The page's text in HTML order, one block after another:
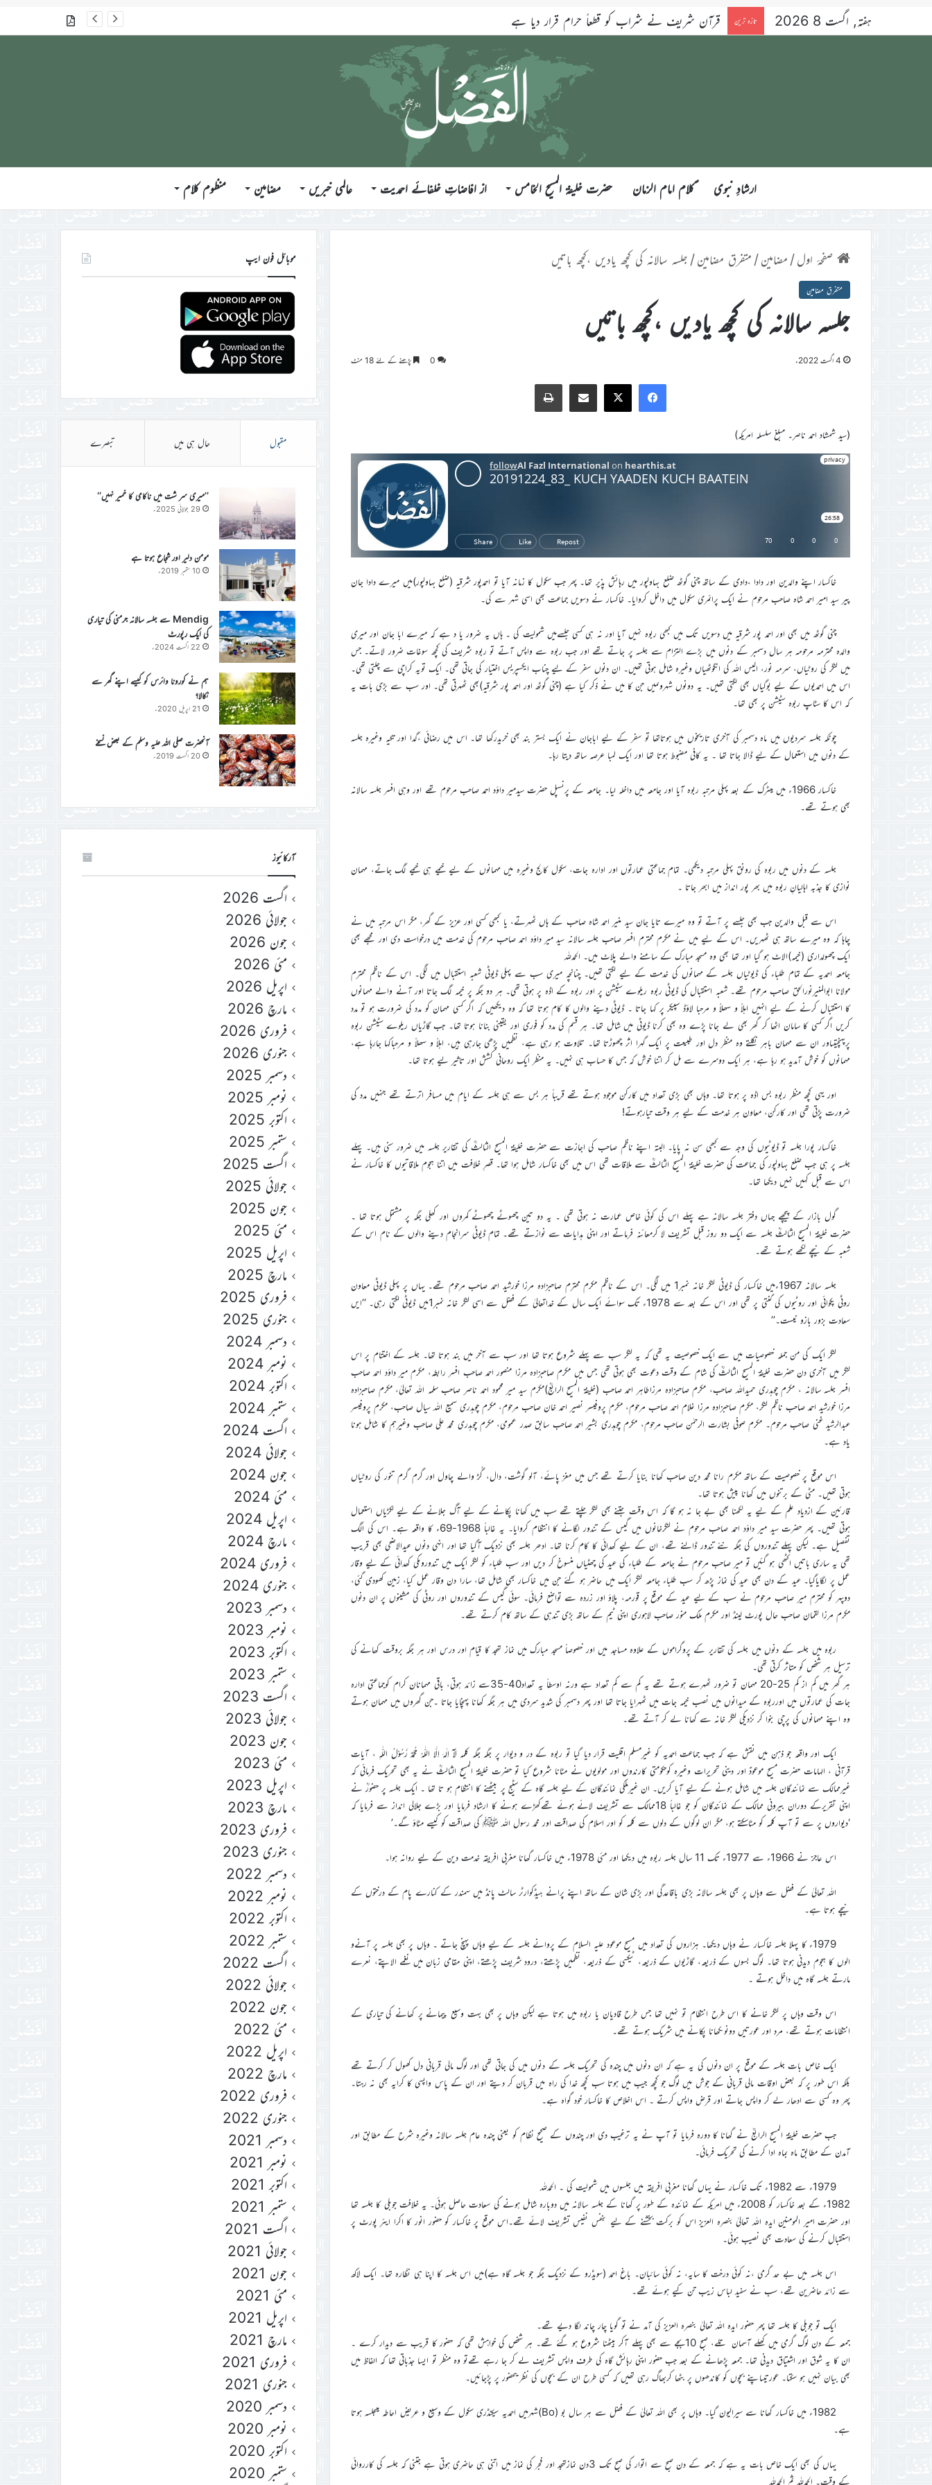
ہفتہ, اگست 8 2026 تازہ ترین شراب، جوئے اور قرعہ اندازی کے تیر سب شیطانی کام ہیں گذشتہ شمارے
ارشادِ نبوی ؑکلام امام الزمان حضرت خلیفۃ المسیح الخامس از افاضاتِ خلفائے احمدیت عالمی خبریں مضامین منظوم کلام
صفحۂ اول/ مضامین/ متفرق مضامین/ جلسہ سالانہ کی کچھ یادیں ،کچھ باتیں
متفرق مضامین
جلسہ سالانہ کی کچھ یادیں ،کچھ باتیں
4 اگست 2022ء 0 پڑھنے کے لئے 18 منٹ
Facebook
X
Share via Email
Print
(سید شمشاد احمد ناصر۔ مبلغ سلسلہ امریکہ)
خاکسار اپنے والدین اور دادا ،دادی کے ساتھ چنی گوٹھ ضلع بہاولپور میں رہائش پذیر تھا۔ پھر جب سکول کا زمانہ آیا تو احمدپور شرقیہ (ضلع بہاولپور)میں میرے دادا جان
پیر سید امیر احمد شاہ صاحب مرحوم نے ایک پرائمری سکول میں داخل کروایا۔ خاکسار نے دسویں جماعت بھی اسی شہر سے کی۔
چنی گوٹھ میں بھی اور احمد پور شرقیہ میں دسویں تک میں کبھی ربوہ نہیں آیا اور نہ ہی کسی جلسےمیں شمولیت کی ۔ ہاں یہ ضرور یا د ہے کہ میرے ابا جان اور میری
والدہ محترمہ مرحومہ ہر سال دسمبر کے دنوں میں بڑے التزام سے جلسہ پر جاتے تھے اور جب ربوہ سے واپس آتے تو ربوہ شریف کی کچھ سوغات ضرور لاتے۔ جس
میں لنگر کی روٹیاں، سرمہ نور، الیس اللہ کی انگوٹھیاں وغیرہ شامل ہوتی تھیں۔ ان دنوں سفر کے لیے چناب ایکسپریس اختیار کی جاتی تھی۔ ایک تویہ کراچی سے چلتی تھی۔
اس میں احمدیوں کے لیے بوگیاں بھی لگتی تھیں۔ یہ دونوں شہروںمیں جن کا میں نے ذکر کیا ہے (چنی گوٹھ اور احمد پور شرقیہ)بھی ٹھہرتی تھی۔ اور سب سے بڑی بات یہ
کہ اس کا سٹاپ ربوہ سٹیشن پر بھی تھا۔
چونکہ جلسہ سردیوں میں ماہ دسمبر کی آخری تاریخوں میں ہوتاتھا تو سفر کے لیے اباجان نے ایک بستر بند بھی خریدرکھا تھا۔ اس میں رضائی ،گدا اور تکیہ وغیرہ جلسہ
کے دنوں میں استعمال کے لیے ڈالا جاتا تھا ۔ یہ کافی مضبوط ہوتا تھا اور ایک لمبا عرصہ ساتھ دیتا رہا۔
خاکسار 1966ء میں میٹرک کے بعد پہلی مرتبہ ربوہ آیا اور جامعہ میں داخلہ لیا۔ جامعہ کے پرنسپل حضرت سیدمیر داؤد احمد صاحب مرحوم تھے اور وہی افسر جلسہ سالانہ
بھی ہوتے تھے۔
جلسہ کے دنوں میں ربوہ کی رونق پہلی مرتبہ دیکھی۔ تمام جماعتی عمارتوں اور ادارہ جات، سکول کالج وغیرہ میں مہمانوں کے لیے خیمے ہی خیمے لگ جاتے، مہمان
نوازی کا جذبہ اہالیانِ ربوہ میں بھر پور انداز میں ابھر جاتا ۔
اس سے قبل والدین جب بھی جلسے پر آتے تو وہ میرے تایا جان سید منیر احمد شاہ صاحب کے ہاں ٹھہرتے، یا کبھی کسی اور عزیز کے گھر، مگر اس مرتبہ میں نے
چاہا کہ وہ میرے ساتھ ہی ٹھہریں۔ اس کے لیے میں نے مکرم محترم افسر صاحب جلسہ سالانہ سید میر داؤد احمد صاحب مرحوم کی خدمت میں درخواست دی اور مجھے بھی
ایک چھولداری (خیمہ)الاٹ ہو گیا اور تھا بھی وہ مسجد مبارک کے سامنے والے پلاٹ میں۔ الحمدللہ
جامعہ احمدیہ کے تمام طلباء کی ڈیوٹیاں جلسہ کے مہمانوں کی خدمت کے لیے لگتی تھیں۔ چنانچہ میری سب سے پہلی ڈیوٹی شعبہ استقبال میں لگی۔ اس کے ناظم محترم
مولانا ابوالمنیرنورالحق صاحب مرحوم تھے۔ شعبہ استقبال کی ڈیوٹی ربوہ ریلوے سٹیشن پر اور ربوہ کے اڈہ پر ہوتی تھی۔ ہر دو جگہ پر خیمہ لگ جاتا اور آنے والے مہمانوں
کا استقبال کرنے کے لیے انہیں اہلاً و سھلاً و مرحبا لاؤڈ سپیکر پر کہا جاتا ۔ ڈیوٹی دینے والوں کا کام ہوتا تھا کہ وہ دیکھیں کہ اگر کسی مہمان کو مدد کی ضرورت ہو تو مدد
کریں اگر کسی کا سامان اٹھا کر گھر بھی لے جانا پڑے وہ بھی کرنا ڈیوٹی میں شامل تھا۔ ہر قسم کی مدد کو فوری اور یقینی بنانا ہوتا تھا۔ جب گاڑیاں ریلوے سٹیشن ربوہ
پرپہنچتیںاور ان سے مہمان باہر نکلتے وہ منظر دل اور طبیعت پر ایک گہرا اثر چھوڑتا تھا۔ تلاوت ہو رہی ہے، نظمیں پڑھی جارہی ہیں، اہلاً و سھلاً و مرحباکہا جارہا ہے،
مہمانوں کو خوش آمدید ہو رہا ہے، ہر ایک دوسرے سے مل کر اتنا خوش کہ جس کا حساب ہی نہیں۔ یہ منظر ایک روحانی کشش اور تاثیر لیے ہوتا تھا۔
اور یہی کچھ منظر ربوہ بس اڈہ پر ہوتا تھا۔ وہاں بھی بڑی تعداد میں کارکن موجود ہوتے تھے قریباً ہر بس سے ہی جلسہ کے ایام میں مسافر اترتے تھے جنہیں مدد کی
ضرورت پڑتی تھی اور کارکن، معاون ہر خدمت کے لیے ہر وقت تیارہوتے!
خاکسار پورا جلسہ تو ڈیوٹیوں کی وجہ سے کبھی سن نہ پایا۔ البتہ اپنے ناظم صاحب کی اجازت سے حضرت خلیفۃ المسیح الثالثؒ کی تقاریر جلسہ میں ضرور سنی ہیں۔ پہلے
جلسہ پر ہی جب ضلع بہاولپور کی جماعت کی حضرت خلیفۃ المسیح الثالثؒ سے ملاقات تھی اس میں بھی خاکسار شامل ہوا تھا۔ قصرِ خلافت میں اتنا ہجوم ملاقاتیوں کا خاکسار نے
اس سے قبل کہیں نہیں دیکھا تھا۔
گول بازار کے پیچھے جہاں دفتر جلسہ سالانہ ہے پہلے اس کی کوئی خاص عمارت نہ ہوتی تھی ۔ یہ دو تین چھوٹے چھوٹے کمروں اور کھلی جگہ پر مشتمل ہوتا تھا ۔
حضرت خلیفۃ المسیح الثالثؒ جلسہ سے ایک دو روز قبل تشریف لا کرمعائنہ فرماتے اور اپنی ہدایات سے نوازتے تھے۔ تمام ڈیوٹی سرانجام دینے والوں کے نام اس کے
شعبہ کے نیچے لکھے ہوتے تھے۔
جلسہ سالانہ 1967ءمیں خاکسار کی ڈیوٹی لنگر خانہ نمبر1 میں لگی۔ اس کے ناظم مکرم محترم صاحبزادہ مرزا خورشید احمد صاحب مرحوم تھے۔ یہاں پر پہلی ڈیوٹی معاون
روٹی پکوائی اور روٹیوں کی گنتی پر تھی اور اس کے بعد سے 1978ء تک سوائے ایک سال کے خداتعالیٰ کے فضل سے اسی لنگر خانہ نمبر1میں ڈیوٹی لگتی رہی۔ ‘‘ایں
سعادت بزور بازو نیست۔’’
لنگر ایک کی من جملہ خصوصیات میں سے ایک خصوصیت یہ تھی کہ یہ لنگر سب سے پہلے شروع ہوتا تھا اور سب سے آخر میں بند ہوتا تھا۔ جلسہ کے اختتام پر اس
لنگر میں آخری دن حضرت خلیفۃ المسیح الثالثؒ کی شام کے وقت دعوت بھی ہوتی تھی جس میں مکرم صاحبزادہ مرزا منصور احمد صاحب افسر رابطہ، مکرم میر داؤد احمد صاحب
افسر جلسہ سالانہ ، مکرم چوہدری حمیداللہ صاحب، مکرم صاحبزادہ مرزاطاہر احمد صاحب (خلیفۃ المسیح الرابعؒ)مکرم سید میر محمود احمد ناصر صاحب سلمہ اللہ تعالیٰ، مکرم صاحبزادہ
مرزا خورشید احمد صاحب ناظم لنگر، مکرم صاحبزادہ مرزا غلام احمد صاحب مرحوم، مکرم پروفیسر نصیر احمد خان صاحب مرحوم، مکرم چوہدری سمیع اللہ سیال صاحب، مکرم پروفیسر
عبدالرشید غنی صاحب مرحوم۔ مکرم صوفی بشارت الرحمٰن صاحب مرحوم، مکرم چوہدری بشیر احمد صاحب سابق صدر عمومی، مکرم چوہدری محمد علی صاحب وغیرہم کا شامل ہونا
یاد ہے۔
اس موقع پر خصوصیت کے ساتھ مکرم رانا محمد دین صاحب کھانا بنایا کرتے تھے جس میں مغز پائے، آلو گوشت، دال، گُڑ والے چاول اور گرم گرم تنور کی روٹیاں
ہوتی تھیں۔ مٹی کے برتنوں میں کھانا پیش ہوتا تھا۔
قارئین کے ازدیاد علم کے لیے یہ لکھنا بھی بے جا نہ ہو گا کہ اس وقت جتنے بھی لنگر چلتے تھے سب میں کھانا پکانے کے لیے آگ جلانے کے لیے لکڑیاں استعمال
ہوتی تھیں۔ پھر حضرت سید میر داؤد احمد صاحب مرحوم نے لنگرخانوں میں گیس کے تندور لگانے کا انتظام کروایا۔ یہ غالباً 1968-69ء کا واقعہ ہے۔ اس کی الگ
تفصیل ہے۔ لیکن پہلے تندوروں کی جگہ نئے تندور ڈالنے تھے، ان کے لیے کھدائی کا کام کرنا تھا۔ ادھر جلسہ بھی نزدیک آگیا تھا اور انہی دنوں عیدالاضحی بھی قریب
تھی یہ ساری باتیں اکٹھی ہو گئیں تو میر صاحب مرحوم نے جامعہ کے طلباء کی عید کی چھٹیاں منسوخ کر دیں اور سب طلباء کو لنگر ایک میں تندوروںکی کھدائی کے لیے وقار
عمل پر لگایاگیا۔ عید کے دن بھی عید کی نماز پڑھ کر سب طلباء جامعہ لنگر ایک میں حاضر ہو گئے جن میں خاکسار بھی شامل تھا، سارا دن وقار عمل کیا، زمین کھودی گئی،
دوپہر کو محترم میر صاحب مرحوم نے سب کے لیے عید کے موقع پر قورمہ، پلاؤ اور زردہ سے تواضع فرمائی۔ سوئی گیس کے تندوروں اور روٹی کی مشینوں پر ان دنوں
مکرم مرزا لقمان صاحب حال پورٹ لینڈ اور مکرم ملک منور صاحب لاہوری اپنی ٹیم کے ساتھ بڑی تندہی کے ساتھ کام کرتے تھے۔
ربوہ میں جلسہ کے دنوں میں جلسہ کی تقاریر کے پروگراموں کے علاوہ مساجد میں اور خصوصاً مسجد مبارک میں نماز تہجد کا قیام اور درس اور ہر جگہ بروقت کھانے کی
ترسیل ہر شخص کو متاثر کرتی تھی۔
ہر گھر میں کم از کم 25-20 مہمان تو ضرور ٹھہرے ہوتے تھے یہ کم سے کم تعداد ہے ورنہ اوسطاً یہ تعداد40-35سے زائد ہوتی، باقی مہمانان کرام کوجماعتی ادارہ
جات کی عمارتوں میں اورربوہ کے میدانوں میں نصب خیمہ جات میں ٹھہرایا جاتا تھا اور پھر دسمبر کی شدید سردی میں ہر جگہ کھانا پہنچایا جاتا ۔جن گھروں میں مہمان ہوتے
وہ اپنے مہمانوں کی پرچی بنوا کر نزدیکی لنگر خانہ سے کھانا لے کر آتے تھے۔
ایک اور واقعہ جو ذہن میں نقش ہے کہ جب جماعت احمدیہ کو غیرمسلم اقلیت قرار دیا گیا تو ربوہ کے در و دیوار پر جگہ جگہ کلمہ لَآ اِلٰہَ اِلَّا اللّٰہُ مُحَمَّدٌ رَّسُوْلُ اللّٰہِ ، آیات
قرآنی ، الہامات حضرت مسیح موعودؑ اور دینی تحریرات وغیرہ کوحکومتی کارندوں اور مولویوں نے مٹانا شروع کیا تو حضرت خلیفۃ المسیح الثالثؒ نے یہ بھی تحریک فرمائی کہ
غیرممالک سے نمائندگان جلسہ میں شامل ہونے کے لیے آیا کریں۔ ان غیرملکی نمائندگان کے لیے جلسہ گاہ کے سٹیج پر بیٹھنے کا انتظام ہو تا تھا ۔ ایک جلسہ پر حضورؒ نے
اپنی تقریرکے دوران بیرونی ممالک کے نمائندگان کو جو غالباً 18ممالک سے تشریف لائے ہوئے تھےکھڑے ہونے کا ارشاد فرمایا اور بڑے جلالی انداز سے فرمایا کہ
‘دیواروں پر سے تو آپ کلمہ کو مٹاسکتے ہو، مگر ان لوگوں کے دلوں سے کلمہ کو اور اسلام کی صداقت اور محمد رسول اللہ ﷺ کی صداقت کو کیسے مٹاؤ گے۔’
اس عاجز نے 1966ء سے 1977ء تک 11 سال جلسہ ربوہ میں دیکھا اور مئی 1978ء میں خاکسار گھانا مغربی افریقہ خدمت دین کے لیے روانہ ہوا۔
اللہ تعالیٰ کے فضل سے وہاں پر بھی جلسہ سالانہ بڑی باقاعدگی اور بڑی شان کے ساتھ اپنے پرانے ہیڈکوارٹر سالٹ پانڈ میں سمندر کے کنارے پام کے درختوں کے
نیچے ہوتا ہے۔
1979ء کا پہلا جلسہ خاکسار نے وہاں دیکھا۔ ہزاروں کی تعداد میں مسیح موعود علیہ السلام کے پروانے جلسہ کے لیے وہاں پہنچ جاتے ۔ وہاں پر بھی جلسہ پر آنےو
الوں کا ہجوم دیدنی ہوتا تھا۔ لوگ بسوں کے ذریعہ، گاڑیوں کے ذریعہ، ٹیکسی کے ذریعہ، نظمیں پڑھتے، درود شریف پڑھتے، اپنی مقامی زبان میں نغمے الاپتے، نعرے
مارتے جلسہ گاہ میں داخل ہوتے ۔
اس وقت وہاں پر لنگر خانے کا اس طرح انتظام تو نہیں تھا جس طرح قادیان یا ربوہ میں ہوتا ہے لیکن وہاں پر بھی بہت وسیع پیمانے پر کھانے کی تیاری کے
انتظامات ہوتے تھے، مرد اور عورتیں دونوںکھانا پکانے میں شریک ہوتے تھے۔
ایک خاص بات جلسہ کے موقع پر ان دنوں کی یہ ہے کہ ان دنوں میں چندہ کی تحریک جلسہ کے دنوں میں کی جاتی تھی اور لوگ مالی قربانی دل کھول کر کرتے تھے
بلکہ اس طور پر کہ بعض اوقات مالی قربانی کے جوش میں لوگ جو کچھ جیب میں ہوتا سب کچھ خدا کی راہ میں قربان کر دیتے اور ان کے پاس واپسی کا کرایہ بھی نہ رہتا۔
پھر وہ کسی سے ادھار لے کر واپس جاتے اور قرض واپس کرتے ۔ اس اخلاص کا خاکسار خود گواہ ہے۔
جب حضرت خلیفۃ المسیح الرابعؒ نے گھانا کا دورہ فرمایا تو آپ نے یہ ترغیب دی اور چندوں کے صحیح نظام کو یعنی چندہ عام جلسہ سالانہ وغیرہ شرح کے مطابق اور
آمدن کے مطابق ماہ بماہ ادا کرنے کی تحریک فرمائی۔
1979ء سے 1982ء تک خاکسار نے یہاں گھانا مغربی افریقہ میں جلسوں میں شمولیت کی ۔ الحمدللہ
1982ء کے بعد خاکسار کو 2008ء میں امریکہ کے نمائندہ کے طور پر گھانا کے جلسہ سالانہ میں دوبارہ شامل ہونے کی سعادت حاصل ہوئی۔ یہ خلافت جوبلی کا جلسہ تھا
اور حضرت امیر المومنین ایدہ اللہ تعالیٰ بنصرہ العزیز اس کو برکت بخشنے کے لیے بنفس نفیس تشریف لائے تھے۔اس موقع پر خاکسار کو حضور انور کا اکرا ایئر پورٹ پر
استقبال کرنے کی سعادت بھی نصیب ہوئی۔
اس جلسہ میں بے حد گرمی ،نہ کوئی درخت کا سایہ، نہ کوئی سائبان۔ باغ احمد (سویڈرو کے نزدیک جگہ جو جلسہ گاہ ہے)میں اس جلسہ کا اپنا ہی نظّارہ تھا۔ ایک لاکھ
سے زائد حاضرین تھے، سب نے سفید لباس زیب تن کیے ہوئے تھے۔
ایک تو جوبلی کا جلسہ تھا پھر حضور ایدہ اللہ تعالیٰ بنصرہ العزیز کی آمد نے تو گویا چار چاند لگا دیے تھے۔
جمعہ کے دن لوگ گرمی میں کھلے آسمان تلے، صبح 10بجے سے بھی پہلے آکر بیٹھنا شروع ہو گئے تھے۔ ہر شخص کی خواہش تھی کہ حضور کا قریب سے دیدار کرے ۔
ان کا یہ شوق اور اشتیاق دیدنی تھا۔ جمعہ پڑھانے کے بعد جب حضور اپنی رہائش گاہ کی طرف واپس تشریف لے کر جا رہے تھےتو وہ منظر تو ایسا جذباتی تھا کہ الفاظ میں
بھی بیان نہیں ہو سکتا۔ عورتیںاپنے بچوں کو کاندھوں پر بٹھا کربھاگ رہی تھیں کہ کسی طرح ان کے بچوں کی نظریںحضور پر پڑجائیں۔
1982ء میں خاکسار گھانا سے سیرالیون گیا۔ وہاں پر بھی اللہ تعالیٰ کے فضل سے ہر سال بو (Bo)شہرمیں احمدیہ سیکنڈری سکول کے وسیع و عریض احاطہ میںجلسہ ہوتا
ہے۔
یہاں کی بھی ایک خاص بات یہ ہے کہ جمعہ کے دن صبح سے اتوار کی صبح تک 3دن نمازتہجد اور فجر کی نماز میں اتنی ہی حاضری ہوتی ہے جتنی کہ جلسہ کی کارروائی
کے وقت۔ الحمدللہ ثم الحمدللہ
موبائل فون ایپ
مقبول حال ہی میں تبصرے
’’میری سر شت میں ناکامی کا خمیر نہیں‘‘
29 جولائی 2025ء
مومن دلیر اور شجاع ہوتا ہے
10 ستمبر 2019ء
Mendig سے جلسہ سالانہ جرمنی کی تیاری
کی ایک رپورٹ
22 اگست 2024ء
ہم نے کورونا وائرس کو کیسے اپنے گھر سے
نکالا؟
21 اپریل 2020ء
آنحضرت صلی اللہ علیہ وسلم کے بعض نسخے
20 اگست 2019ء
آرکائیوز
اگست 2026
جولائی 2026
جون 2026
مئی 2026
اپریل 2026
مارچ 2026
فروری 2026
جنوری 2026
دسمبر 2025
نومبر 2025
اکتوبر 2025
ستمبر 2025
اگست 2025
جولائی 2025
جون 2025
مئی 2025
اپریل 2025
مارچ 2025
فروری 2025
جنوری 2025
دسمبر 2024
نومبر 2024
اکتوبر 2024
ستمبر 2024
اگست 2024
جولائی 2024
جون 2024
مئی 2024
اپریل 2024
مارچ 2024
فروری 2024
جنوری 2024
دسمبر 2023
نومبر 2023
اکتوبر 2023
ستمبر 2023
اگست 2023
جولائی 2023
جون 2023
مئی 2023
اپریل 2023
مارچ 2023
فروری 2023
جنوری 2023
دسمبر 2022
نومبر 2022
اکتوبر 2022
ستمبر 2022
اگست 2022
جولائی 2022
جون 2022
مئی 2022
اپریل 2022
مارچ 2022
فروری 2022
جنوری 2022
دسمبر 2021
نومبر 2021
اکتوبر 2021
ستمبر 2021
اگست 2021
جولائی 2021
جون 2021
مئی 2021
اپریل 2021
مارچ 2021
فروری 2021
جنوری 2021
دسمبر 2020
نومبر 2020
اکتوبر 2020
ستمبر 2020